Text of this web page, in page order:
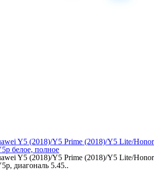
Y5 (2018)/Y5 Prime (2018)/Y5 Lite/Honor
белое, полное
Y5 (2018)/Y5 Prime (2018)/Y5 Lite/Honor
диагональ 5.45..